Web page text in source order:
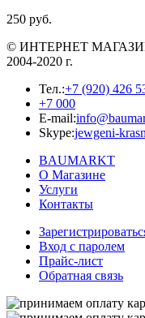
250 руб.
© ИНТЕРНЕТ
2004-2020 г.
Тел.:+7 (920) 426
+7 000
E-mail:
Skype:jewgeni-
BAUMARKT
О Магазине
Услуги
Контакты
Вход с паролем
Прайс-лист
Обратная связь